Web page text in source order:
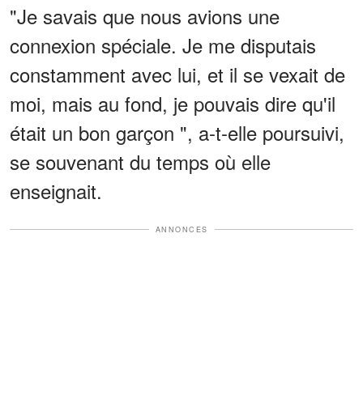
"Je savais que nous avions une
connexion spéciale. Je me disputais
constamment avec lui, et il se vexait de
moi, mais au fond, je pouvais dire qu'il
était un bon garçon ", a-t-elle poursuivi,
se souvenant du temps où elle
enseignait.
ANNONCES